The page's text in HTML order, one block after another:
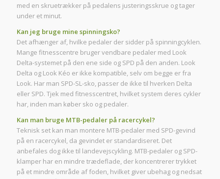
med en skruetrækker på pedalens justeringsskrue og tager
under et minut.
Kan jeg bruge mine spinningsko?
Det afhænger af, hvilke pedaler der sidder på spinningcyklen.
Mange fitnesscentre bruger vendbare pedaler med Look
Delta-systemet på den ene side og SPD på den anden. Look
Delta og Look Kéo er ikke kompatible, selv om begge er fra
Look. Har man SPD-SL-sko, passer de ikke til hverken Delta
eller SPD. Tjek med fitnesscentret, hvilket system deres cykler
har, inden man køber sko og pedaler.
Kan man bruge MTB-pedaler på racercykel?
Teknisk set kan man montere MTB-pedaler med SPD-gevind
på en racercykel, da gevindet er standardiseret. Det
anbefales dog ikke til landevejscykling. MTB-pedaler og SPD-
klamper har en mindre trædeflade, der koncentrerer trykket
på et mindre område af foden, hvilket giver ubehag og nedsat